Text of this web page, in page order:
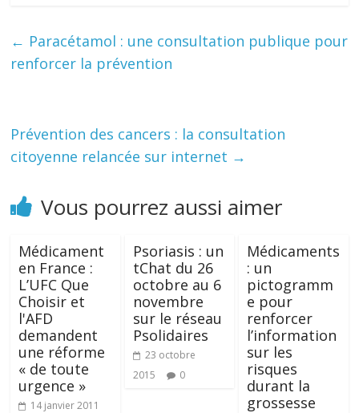
← Paracétamol : une consultation publique pour
renforcer la prévention
Prévention des cancers : la consultation
citoyenne relancée sur internet →
Vous pourrez aussi aimer
Médicament
en France :
L’UFC Que
Choisir et
l'AFD
demandent
une réforme
« de toute
urgence »
14 janvier 2011
Psoriasis : un
tChat du 26
octobre au 6
novembre
sur le réseau
Psolidaires
23 octobre
2015
0
Médicaments
: un
pictogramm
e pour
renforcer
l’information
sur les
risques
durant la
grossesse